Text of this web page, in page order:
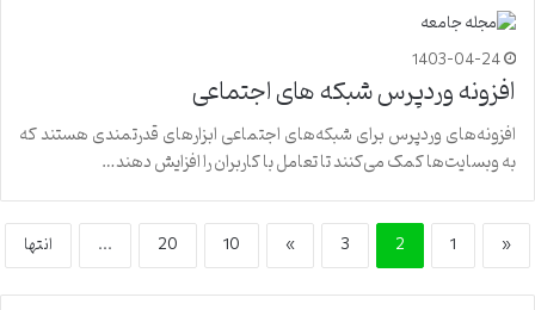
1403-04-24
افزونه وردپرس شبکه های اجتماعی
افزونه‌های وردپرس برای شبکه‌های اجتماعی ابزارهای قدرتمندی هستند که
به وبسایت‌ها کمک می‌کنند تا تعامل با کاربران را افزایش دهند…
«
1
2
3
»
10
20
... انتها